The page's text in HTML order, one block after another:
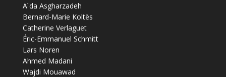
Aïda Asgharzadeh
Bernard-Marie Koltès
Catherine Verlaguet
Éric-Emmanuel Schmitt
Lars Noren
Ahmed Madani
Wajdi Mouawad